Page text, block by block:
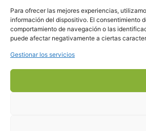
Para ofrecer las mejores experiencias,
información del dispositivo. El consentimiento
comportamiento de navegación o las
puede afectar negativamente a ciertas
Gestionar los servicios